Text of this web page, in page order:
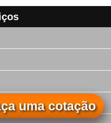
uma cotação